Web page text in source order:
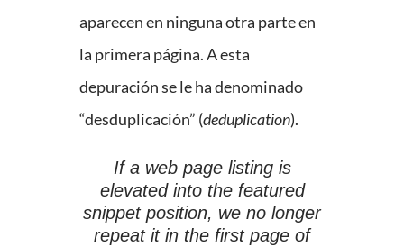
aparecen en ninguna otra parte en
la primera página. A esta
depuración se le ha denominado
“desduplicación” (deduplication).
If a web page listing is
elevated into the featured
snippet position, we no longer
repeat it in the first page of